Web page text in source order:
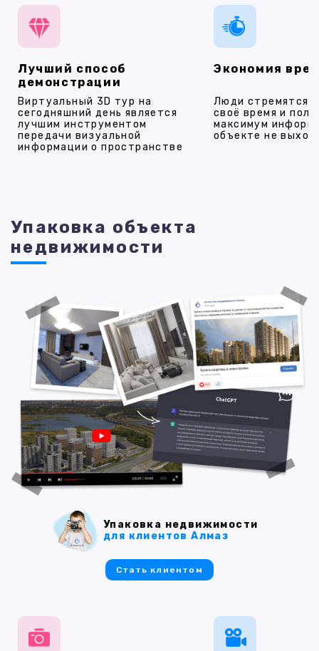
Лучший способ
демонстрации
Виртуальный 3D тур на
сегодняшний день является
лучшим инструментом
передачи визуальной
информации о пространстве
Экономия
Люди стремятся
своё время и
максимум
объекте не
Упаковка объекта
недвижимости
Упаковка недвижимости
для клиентов Алмаз
Стать клиентом